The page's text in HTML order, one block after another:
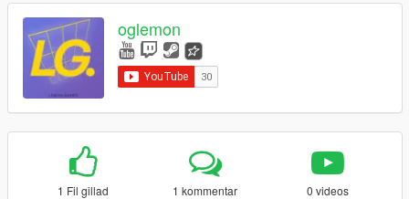
oglemon
1 Fil gillad 1 kommentar 0 videos